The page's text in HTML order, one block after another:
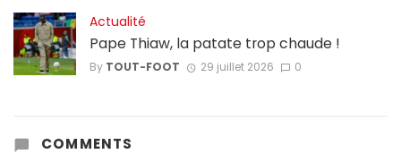
Actualité
Pape Thiaw, la patate trop chaude !
By TOUT-FOOT 29 juillet 2026 0
COMMENTS